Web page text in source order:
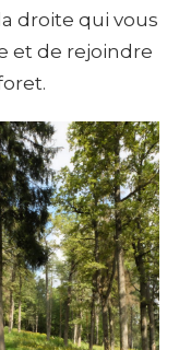
droite qui vous
et de rejoindre